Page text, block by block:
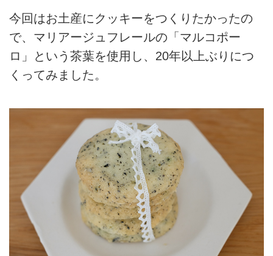
今回はお土産にクッキーをつくりたかったの
で、マリアージュフレールの「マルコポー
ロ」という茶葉を使用し、20年以上ぶりにつ
くってみました。